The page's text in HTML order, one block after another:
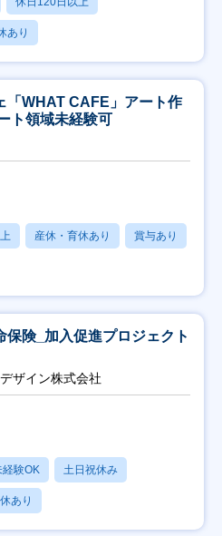
あり
「WHAT CAFE」アート作
ト領域未経験可
産休・育休あり 賞与あり
保険_加入促進プロジェクト
ザイン株式会社
験OK 土日祝休み
あり